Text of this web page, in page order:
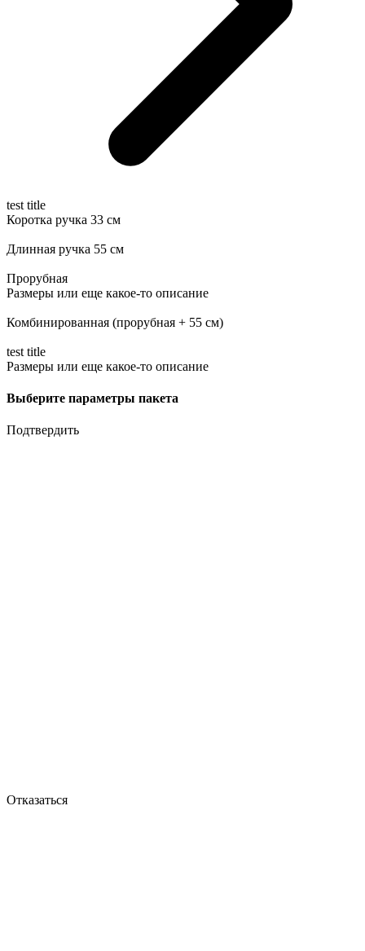
test title
Коротка ручка 33 см
Длинная ручка 55 см
Прорубная
Размеры или еще какое-то описание
Комбинированная (прорубная + 55 см)
test title
Размеры или еще какое-то описание
Выберите параметры пакета
Подтвердить
Отказаться